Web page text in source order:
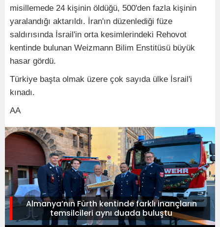
misillemede 24 kişinin öldüğü, 500'den fazla kişinin
yaralandığı aktarıldı. İran'ın düzenlediği füze
saldırısında İsrail'in orta kesimlerindeki Rehovot
kentinde bulunan Weizmann Bilim Enstitüsü büyük
hasar gördü.
Türkiye başta olmak üzere çok sayıda ülke İsrail'i
kınadı.
AA
Almanya’nın Fürth kentinde farklı inançların
temsilcileri aynı duada buluştu